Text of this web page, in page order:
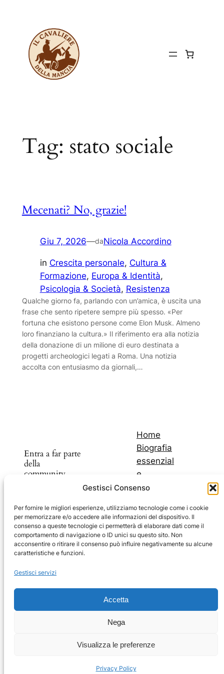
Gestisci Consenso
Per fornire le migliori esperienze, utilizziamo tecnologie come i cookie
per memorizzare e/o accedere alle informazioni del dispositivo. Il
consenso a queste tecnologie ci permetterà di elaborare dati come il
comportamento di navigazione o ID unici su questo sito. Non
acconsentire o ritirare il consenso può influire negativamente su alcune
caratteristiche e funzioni.
Gestisci servizi
Accetta
Nega
Visualizza le preferenze
Privacy Policy
contenuto
Tag: stato sociale
Mecenati? No, grazie!
Giu 7, 2026—daNicola Accordino
in Crescita personale, Cultura &
Formazione, Europa & Identità
Psicologia & Società, Resistenza
Qualche giorno fa, parlando con un’amica, è uscita una
frase che sento ripetere sempre più spesso. «Per
fortuna che esistono persone come Elon Musk. Almeno
loro finanziano la cultura.» Il riferimento era alla notizia
della donazione di un milione di euro destinata a
progetti archeologici legati a Roma. Una notizia
accolta con entusiasmo da giornali,…
Entra a far parte
della
community
Scopri nuovi
prodotti e
sconti
Facebook InstagramTelegramYouTube Facebook
Home
Biografia
essenzial
e
I miei
I miei
blog
Il mio
Coockie Policy